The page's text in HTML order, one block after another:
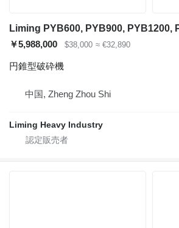
Liming PYB600, PYB900, PYB1200,
￥5,988,000
$38,000 ≈ €32,890
円錐型破砕機
中国, Zheng Zhou Shi
Liming Heavy Industry